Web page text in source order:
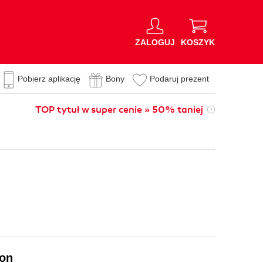
ZALOGUJ KOSZYK
Pobierz aplikację Bony Podaruj prezent
TOP tytuł w super cenie » 50% taniej